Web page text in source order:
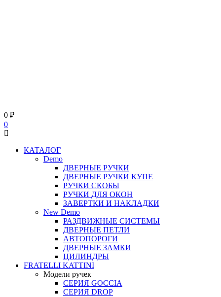
0 ₽
0
КАТАЛОГ
Demo
ДВЕРНЫЕ РУЧКИ
ДВЕРНЫЕ РУЧКИ КУПЕ
РУЧКИ СКОБЫ
РУЧКИ ДЛЯ ОКОН
ЗАВЕРТКИ И НАКЛАДКИ
New Demo
РАЗДВИЖНЫЕ СИСТЕМЫ
ДВЕРНЫЕ ПЕТЛИ
АВТОПОРОГИ
ДВЕРНЫЕ ЗАМКИ
ЦИЛИНДРЫ
FRATELLI KATTINI
Модели ручек
СЕРИЯ GOCCIA
СЕРИЯ DROP